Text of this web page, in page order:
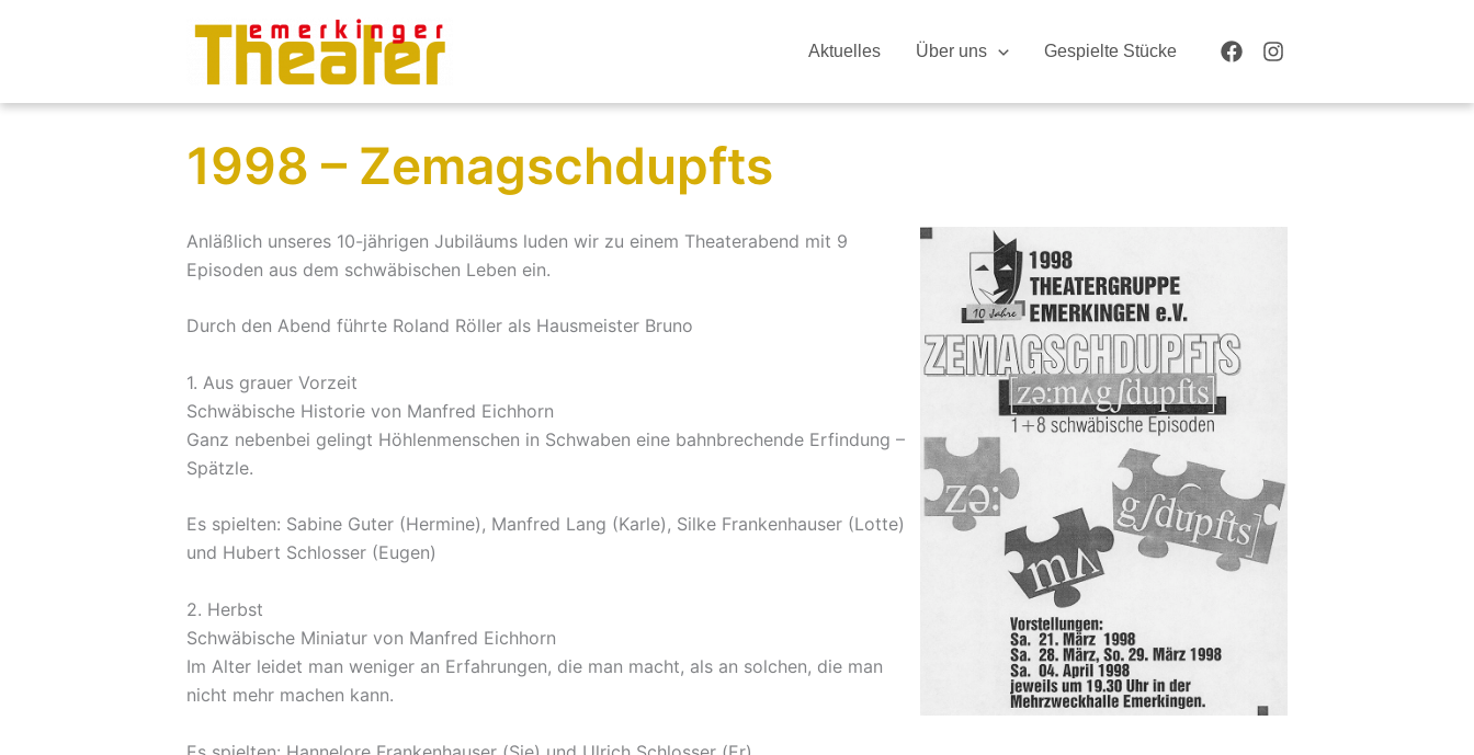
Aktuelles Über uns Gespielte Stücke
1998 – Zemagschdupfts
Anläßlich unseres 10-jährigen Jubiläums luden wir zu einem Theaterabend mit 9
Episoden aus dem schwäbischen Leben ein.
Durch den Abend führte Roland Röller als Hausmeister Bruno
1. Aus grauer Vorzeit
Schwäbische Historie von Manfred Eichhorn
Ganz nebenbei gelingt Höhlenmenschen in Schwaben eine bahnbrechende Erfindung –
Spätzle.
Es spielten: Sabine Guter (Hermine), Manfred Lang (Karle), Silke Frankenhauser (Lotte)
und Hubert Schlosser (Eugen)
2. Herbst
Schwäbische Miniatur von Manfred Eichhorn
Im Alter leidet man weniger an Erfahrungen, die man macht, als an solchen, die man
nicht mehr machen kann.